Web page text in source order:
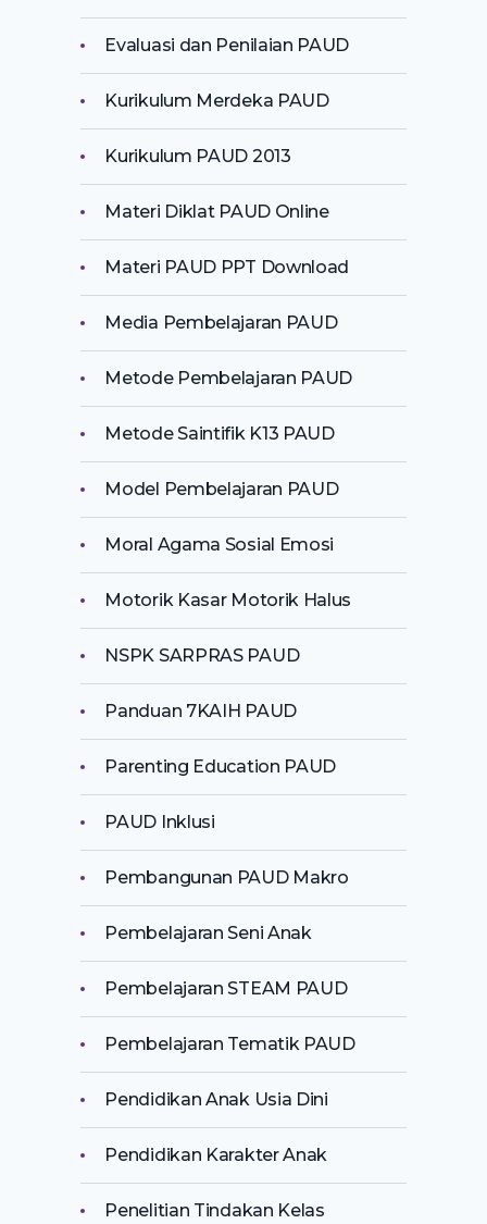
Evaluasi dan Penilaian PAUD
Kurikulum Merdeka PAUD
Kurikulum PAUD 2013
Materi Diklat PAUD Online
Materi PAUD PPT Download
Media Pembelajaran PAUD
Metode Pembelajaran PAUD
Metode Saintifik K13 PAUD
Model Pembelajaran PAUD
Moral Agama Sosial Emosi
Motorik Kasar Motorik Halus
NSPK SARPRAS PAUD
Panduan 7KAIH PAUD
Parenting Education PAUD
PAUD Inklusi
Pembangunan PAUD Makro
Pembelajaran Seni Anak
Pembelajaran STEAM PAUD
Pembelajaran Tematik PAUD
Pendidikan Anak Usia Dini
Pendidikan Karakter Anak
Penelitian Tindakan Kelas